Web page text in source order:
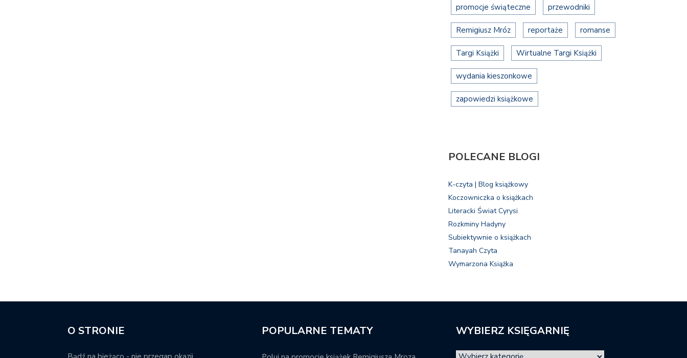
promocje świąteczne przewodniki
Remigiusz Mróz reportaże romanse
Targi Książki Wirtualne Targi Książki
wydania kieszonkowe
zapowiedzi książkowe
POLECANE BLOGI
K-czyta | Blog książkowy
Koczowniczka o książkach
Literacki Świat Cyrysi
Rozkminy Hadyny
Subiektywnie o książkach
Tanayah Czyta
Wymarzona Książka
O STRONIE POPULARNE TEMATY WYBIERZ KSIĘGARNIĘ